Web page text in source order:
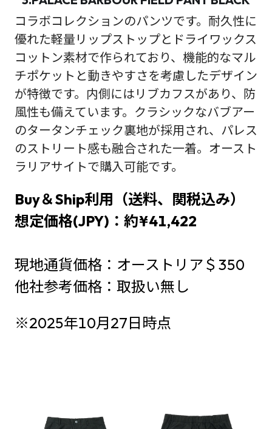
コラボコレクションのパンツです。耐久性に
優れた軽量リップストップとドライワックス
コットン素材で作られており、機能的なマル
チポケットと動きやすさを考慮したデザイン
が特徴です。内側にはリブカフスがあり、防
風性も備えています。クラシックなバブアー
のタータンチェック裏地が採用され、パレス
のストリート感も融合された一着。オースト
ラリアサイトで購入可能です。
Buy＆Ship利用（送料、関税込み）
想定価格(JPY)：約¥41,422
現地通貨価格：オーストリア＄350
他社参考価格：取扱い無し
※2025年10月27日時点